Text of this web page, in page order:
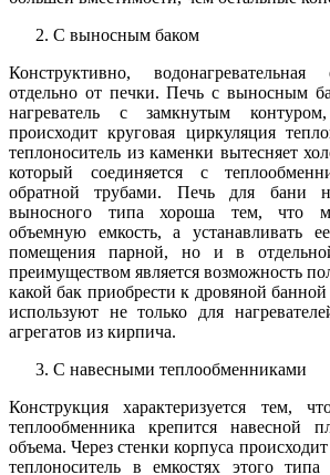
С выносным баком
Конструктивно, водонагревательная
отдельно от печки. Печь с выносным
нагреватель с замкнутым
происходит круговая циркуляция
теплоноситель из каменки вытесняет
который соединяется с
обратной трубами. Печь для бани
выносного типа хороша тем, что
объемную емкость, а устанавливать
помещения парной, но и в
преимуществом является возможность
какой бак приобрести к дровяной
используют не только для
агрегатов из кирпича.
С навесными теплообменниками
Конструкция характеризуется тем,
теплообменника крепится навесной
объема. Через стенки корпуса
теплоноситель в емкостях этого типа